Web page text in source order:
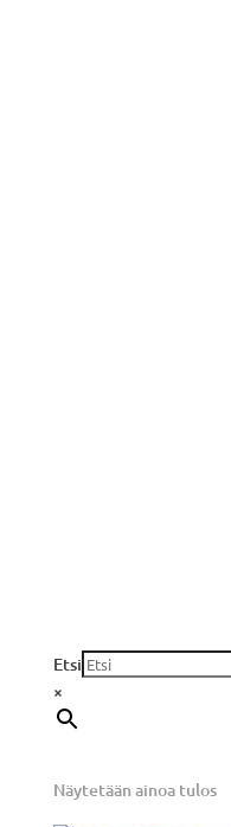
Etsi
×
Näytetään ainoa tulos